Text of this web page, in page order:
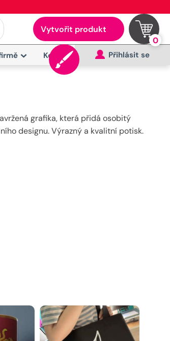
Vytvořit produkt
0
Kontakt Přihlásit se
grafika, která přidá osobitý
designu. Výrazný a kvalitní potisk.